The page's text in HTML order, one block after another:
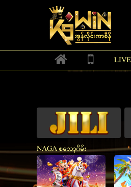
NAGA စလော့ဂိမ်း